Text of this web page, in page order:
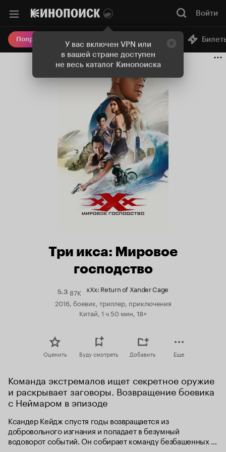
У вас включен VPN или
в вашей стране доступен
не весь каталог Кинопоиска
Войти
Попробовать Плюс Онлайн-кинотеатр
Три икса: Мировое
господство
5.3Рейтинг
Кинопоиска
5.3
87K xXx: Return of Xander Cage
2016, боевик, триллер, приключения
Китай, 1 ч 50 мин, 18+
Оценить Буду смотреть Добавить Еще
Команда экстремалов ищет секретное оружие
и раскрывает заговоры. Возвращение боевика
с Неймаром в эпизоде
Ксандер Кейдж спустя годы возвращается из
добровольного изгнания и попадает в безумный
водоворот событий. Он собирает команду безбашенных